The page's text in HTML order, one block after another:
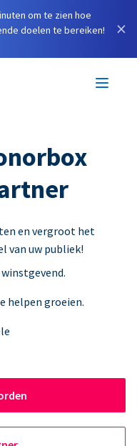
om te zien hoe
doelen te bereiken!
×
en vergroot het
van uw publiek!
helpen groeien.